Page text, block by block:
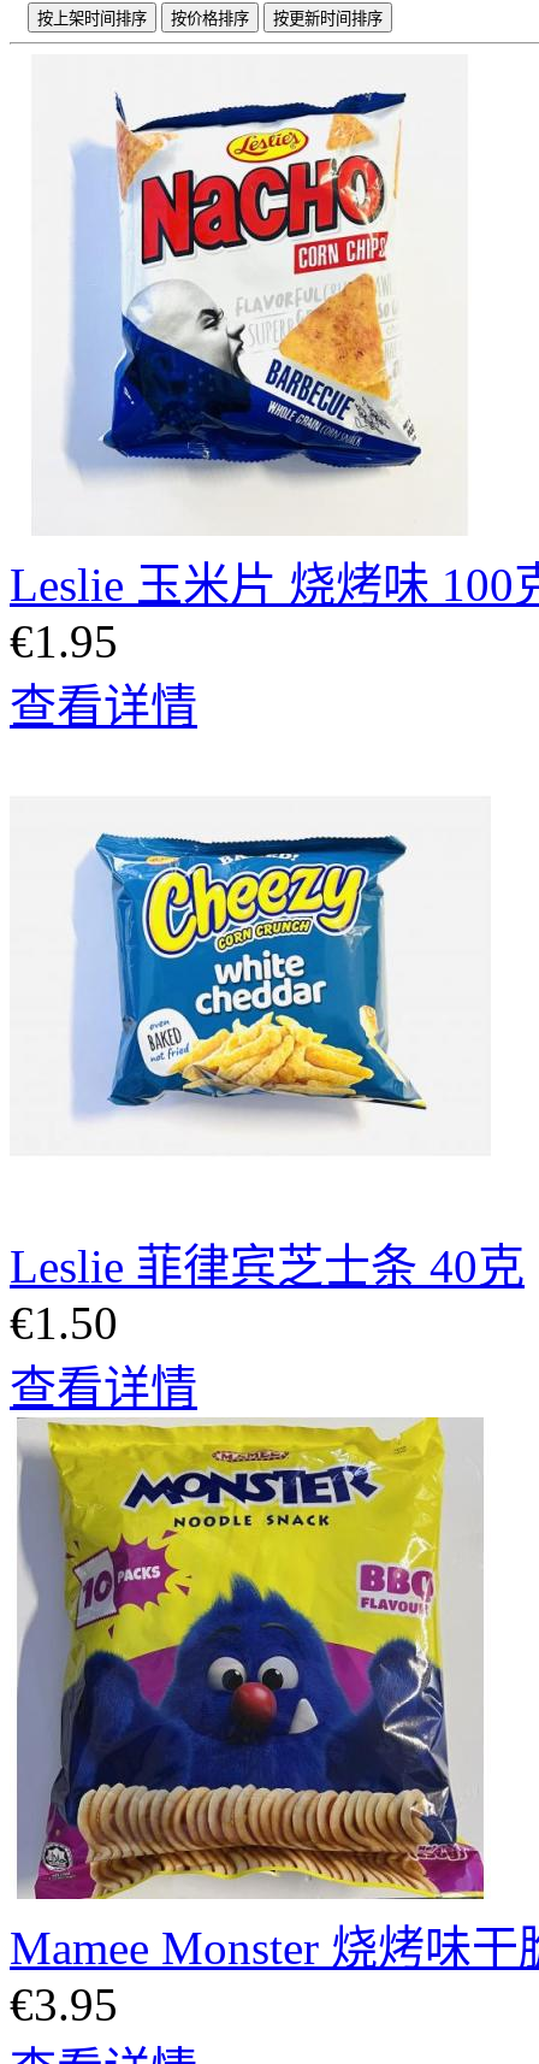
按上架时间排序 按价格排序 按更新时间排序
Leslie 玉米片 烧烤味 100
€1.95
查看详情
Leslie 菲律宾芝士条 40克
€1.50
查看详情
Mamee Monster 烧烤味干
€3.95